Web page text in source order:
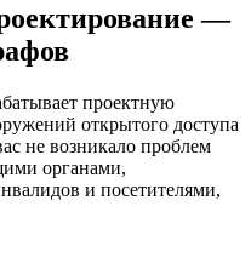
—
проектную
открытого доступа
не возникало проблем
органами,
и посетителями,